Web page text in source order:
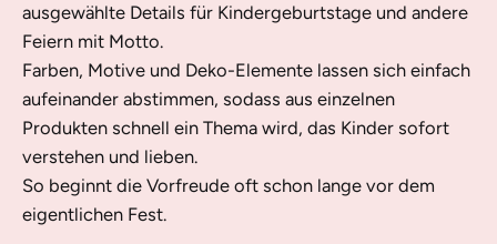
ausgewählte Details für Kindergeburtstage und andere
Feiern mit Motto.
Farben, Motive und Deko-Elemente lassen sich einfach
aufeinander abstimmen, sodass aus einzelnen
Produkten schnell ein Thema wird, das Kinder sofort
verstehen und lieben.
So beginnt die Vorfreude oft schon lange vor dem
eigentlichen Fest.